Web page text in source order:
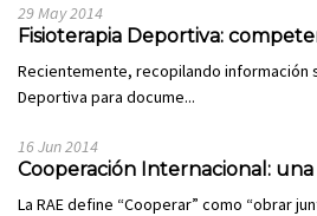
29 May 2014
Fisioterapia Deportiva:
Recientemente, recopilando información
Deportiva para docume...
16 Jun 2014
Cooperación Internacional:
La RAE define “Cooperar” como “obrar